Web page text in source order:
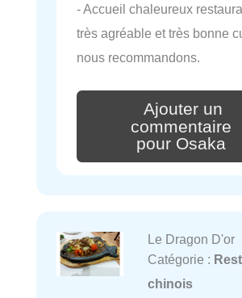
- Accueil chaleureux
très agréable et très bonne
nous recommandons.
Ajouter un
commentaire
pour Osaka
Le Dragon D'or
Catégorie :
chinois